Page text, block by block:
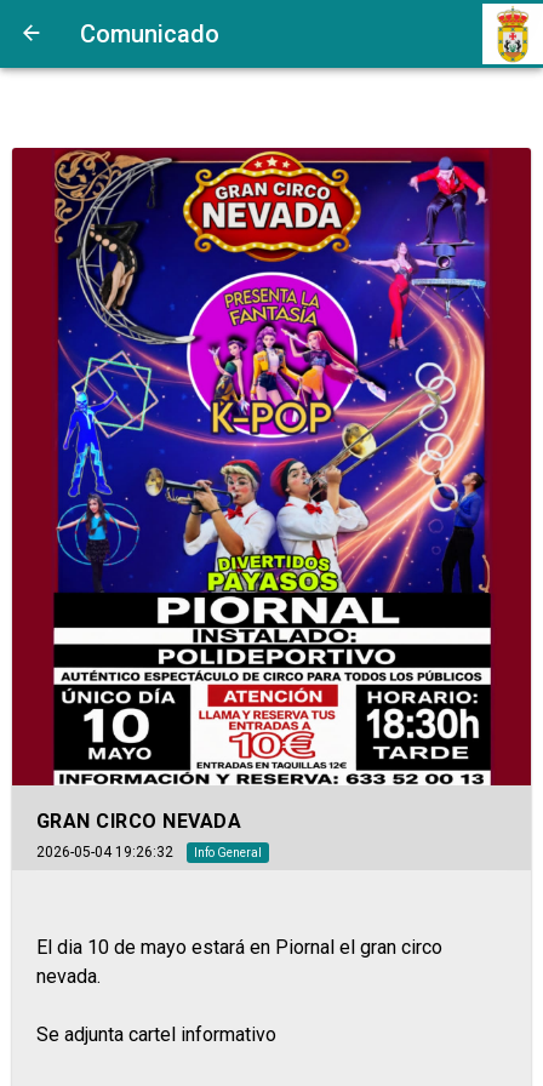
Comunicado
GRAN CIRCO NEVADA
2026-05-04 19:26:32 Info General
El dia 10 de mayo estará en Piornal el gran circo
nevada.
Se adjunta cartel informativo